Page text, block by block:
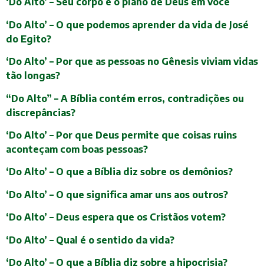
‘Do Alto’ – O que podemos aprender da vida de José
do Egito?
‘Do Alto’ – Por que as pessoas no Gênesis viviam vidas
tão longas?
“Do Alto” – A Bíblia contém erros, contradições ou
discrepâncias?
‘Do Alto’ – Por que Deus permite que coisas ruins
aconteçam com boas pessoas?
‘Do Alto’ – O que a Bíblia diz sobre os demônios?
‘Do Alto’ – O que significa amar uns aos outros?
‘Do Alto’ – Deus espera que os Cristãos votem?
‘Do Alto’ – Qual é o sentido da vida?
‘Do Alto’ – O que a Bíblia diz sobre a hipocrisia?